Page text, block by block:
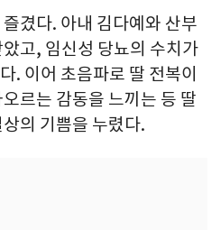
겼다. 아내 김다예와 산부
고, 임신성 당뇨의 수치가
. 이어 초음파로 딸 전복이
르는 감동을 느끼는 등 딸
의 기쁨을 누렸다.